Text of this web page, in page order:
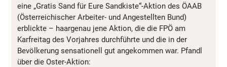
eine „Gratis Sand für Eure Sandkiste“-Aktion des ÖAAB
(Österreichischer Arbeiter- und Angestellten Bund)
erblickte – haargenau jene Aktion, die die FPÖ am
Karfreitag des Vorjahres durchführte und die in der
Bevölkerung sensationell gut angekommen war. Pfandl
über die Oster-Aktion: